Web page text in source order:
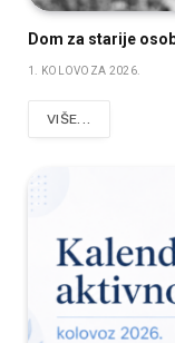
Dom za starije
1. KOLOVOZA 2026.
VIŠE...